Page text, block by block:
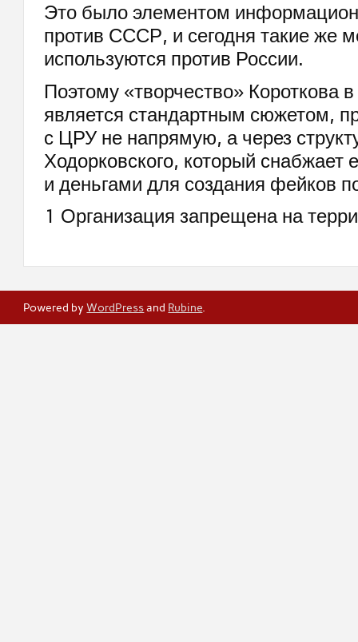
Это было элементом
против СССР, и сегодня такие же
используются против России.
Поэтому «творчество» Короткова
является стандартным сюжетом,
с ЦРУ не напрямую, а через
Ходорковского, который снабжает
и деньгами для создания фейков
1 Организация запрещена на
Powered byWordPressand Rubine